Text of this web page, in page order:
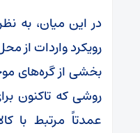
در این میان، به
رویکرد واردات از
بخشی از گره‌های
عمدتاً مرتبط با